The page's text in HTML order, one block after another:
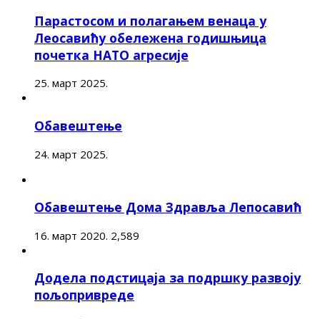
Парастосом и полагањем венаца у
Леосавићу обележена годишњица
почетка НАТО агресије
25. март 2025.
Обавештење
24. март 2025.
Обавештење Дома Здравља Лепосавић
16. март 2020. 2,589
Додела подстицаја за подршку развоју
пољопривреде